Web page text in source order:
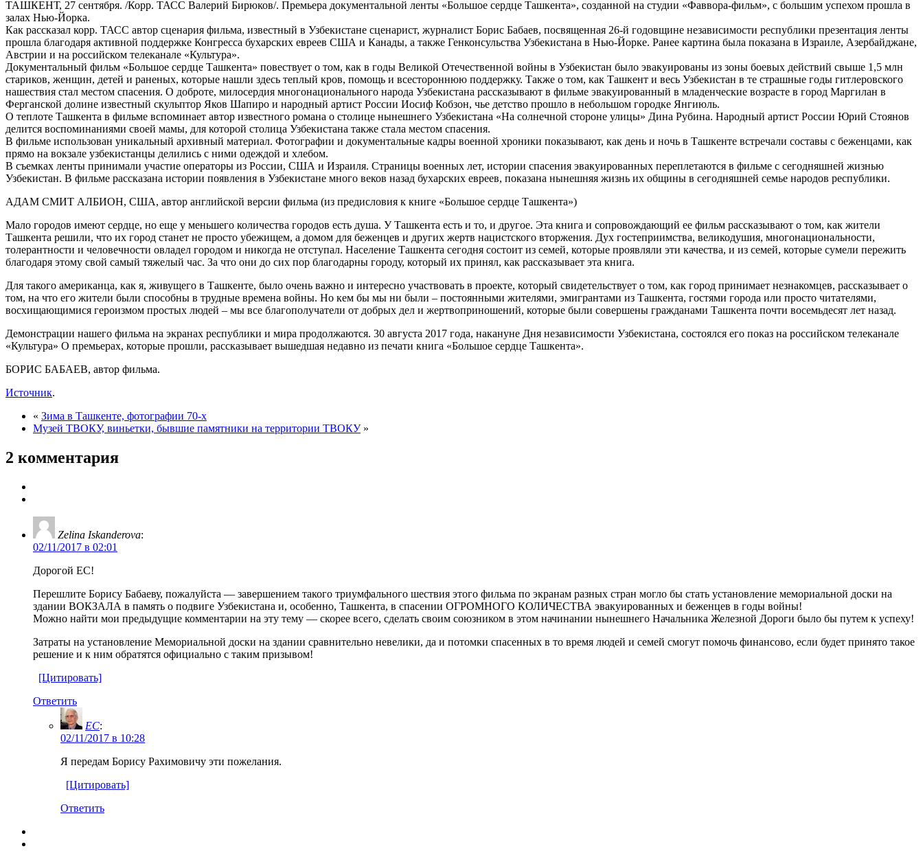
ТАШКЕНТ, 27 сентября. /Корр. ТАСС Валерий Бирюков/. Премьера документальной ленты «Большое сердце Ташкента», созданной на студии «Фаввора-фильм», с большим успехом прошла в
залах Нью-Йорка.
Как рассказал корр. ТАСС автор сценария фильма, известный в Узбекистане сценарист, журналист Борис Бабаев, посвященная 26-й годовщине независимости республики презентация ленты
прошла благодаря активной поддержке Конгресса бухарских евреев США и Канады, а также Генконсульства Узбекистана в Нью-Йорке. Ранее картина была показана в Израиле, Азербайджане,
Австрии и на российском телеканале «Культура».
Документальный фильм «Большое сердце Ташкента» повествует о том, как в годы Великой Отечественной войны в Узбекистан было эвакуированы из зоны боевых действий свыше 1,5 млн
стариков, женщин, детей и раненых, которые нашли здесь теплый кров, помощь и всестороннюю поддержку. Также о том, как Ташкент и весь Узбекистан в те страшные годы гитлеровского
нашествия стал местом спасения. О доброте, милосердия многонационального народа Узбекистана рассказывают в фильме эвакуированный в младенческие возрасте в город Маргилан в
Ферганской долине известный скульптор Яков Шапиро и народный артист России Иосиф Кобзон, чье детство прошло в небольшом городке Янгиюль.
О теплоте Ташкента в фильме вспоминает автор известного романа о столице нынешнего Узбекистана «На солнечной стороне улицы» Дина Рубина. Народный артист России Юрий Стоянов
делится воспоминаниями своей мамы, для которой столица Узбекистана также стала местом спасения.
В фильме использован уникальный архивный материал. Фотографии и документальные кадры военной хроники показывают, как день и ночь в Ташкенте встречали составы с беженцами, как
прямо на вокзале узбекистанцы делились с ними одеждой и хлебом.
В съемках ленты принимали участие операторы из России, США и Израиля. Страницы военных лет, истории спасения эвакуированных переплетаются в фильме с сегодняшней жизнью
Узбекистан. В фильме рассказана истории появления в Узбекистане много веков назад бухарских евреев, показана нынешняя жизнь их общины в сегодняшней семье народов республики.
АДАМ СМИТ АЛБИОН, США, автор английской версии фильма (из предисловия к книге «Большое сердце Ташкента»)
Мало городов имеют сердце, но еще у меньшего количества городов есть душа. У Ташкента есть и то, и другое. Эта книга и сопровождающий ее фильм рассказывают о том, как жители
Ташкента решили, что их город станет не просто убежищем, а домом для беженцев и других жертв нацистского вторжения. Дух гостеприимства, великодушия, многонациональности,
толерантности и человечности овладел городом и никогда не отступал. Население Ташкента сегодня состоит из семей, которые проявляли эти качества, и из семей, которые сумели пережить
благодаря этому свой самый тяжелый час. За что они до сих пор благодарны городу, который их принял, как рассказывает эта книга.
Для такого американца, как я, живущего в Ташкенте, было очень важно и интересно участвовать в проекте, который свидетельствует о том, как город принимает незнакомцев, рассказывает о
том, на что его жители были способны в трудные времена войны. Но кем бы мы ни были – постоянными жителями, эмигрантами из Ташкента, гостями города или просто читателями,
восхищающимися героизмом простых людей – мы все благополучатели от добрых дел и жертвоприношений, которые были совершены гражданами Ташкента почти восемьдесят лет назад.
Демонстрации нашего фильма на экранах республики и мира продолжаются. 30 августа 2017 года, накануне Дня независимости Узбекистана, состоялся его показ на российском телеканале
«Культура» О премьерах, которые прошли, рассказывает вышедшая недавно из печати книга «Большое сердце Ташкента».
БОРИС БАБАЕВ, автор фильма.
Источник.
« Зима в Ташкенте, фотографии 70-х
Музей ТВОКУ, виньетки, бывшие памятники на территории ТВОКУ»
2 комментария
Zelina Iskanderova:
02/11/2017 в 02:01
Дорогой ЕС!
Перешлите Борису Бабаеву, пожалуйста — завершением такого триумфального шествия этого фильма по экранам разных стран могло бы стать установление мемориальной доски на
здании ВОКЗАЛА в память о подвиге Узбекистана и, особенно, Ташкента, в спасении ОГРОМНОГО КОЛИЧЕСТВА эвакуированных и беженцев в годы войны!
Можно найти мои предыдущие комментарии на эту тему — скорее всего, сделать своим союзником в этом начинании нынешнего Начальника Железной Дороги было бы путем к успеху!
Затраты на установление Мемориальной доски на здании сравнительно невелики, да и потомки спасенных в то время людей и семей смогут помочь финансово, если будет принято такое
решение и к ним обратятся официально с таким призывом!
[Цитировать]
Ответить
EC:
02/11/2017 в 10:28
Я передам Борису Рахимовичу эти пожелания.
[Цитировать]
Ответить